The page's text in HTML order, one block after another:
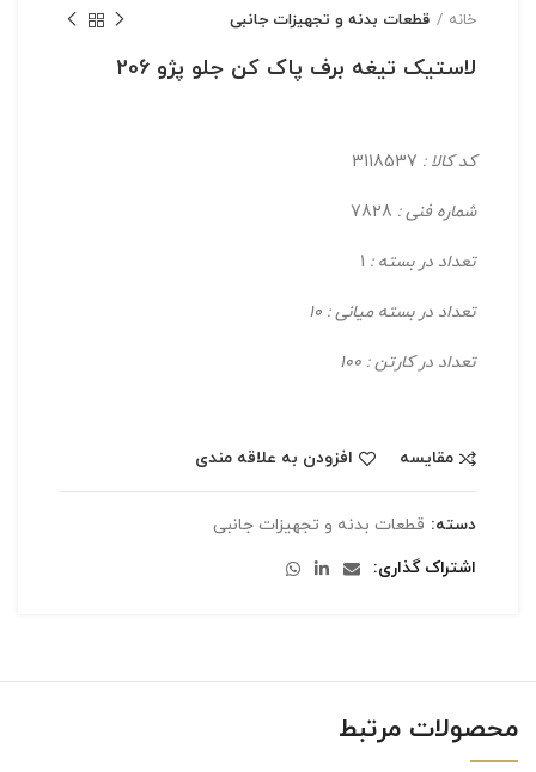
خانه قطعات بدنه و تجهیزات جانبی
لاستیک تیغه برف پاک کن جلو پژو 206
کد کالا :
شماره فنی :
تعداد در بسته :
تعداد در بسته میانی : 10
تعداد در کارتن : 100
مقایسه افزودن به علاقه مندی
دسته: قطعات بدنه و تجهیزات جانبی
اشتراک گذاری
محصولات مرتبط